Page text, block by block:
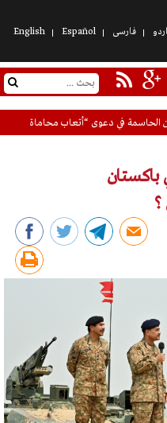
اردو فارسی Español
English
قوة مستقلة: مستوطنون يفرضون
باكستان
؟